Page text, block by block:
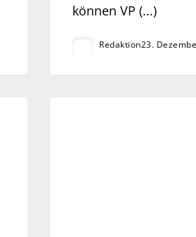
können VP (...)
Redaktion23.